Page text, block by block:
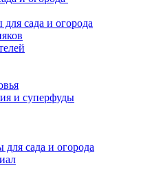
сада и огорода
и суперфуды
сада и огорода